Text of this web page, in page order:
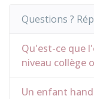
Questions ?
Qu'est-ce que
niveau collège
Un enfant